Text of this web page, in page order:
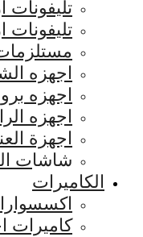
مستلزمات
اجهزه
اجهزه
اجهزه
اجهزة
شاشات
الكاميرات
كاميرات